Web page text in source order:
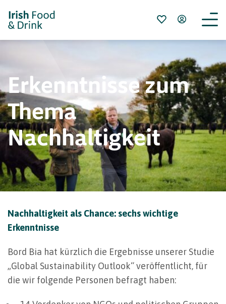
Erkenntnisse zum
Thema
Nachhaltigkeit
Nachhaltigkeit als Chance: sechs wichtige
Erkenntnisse
Bord Bia hat kürzlich die Ergebnisse unserer Studie
„Global Sustainability Outlook“ veröffentlicht, für
die wir folgende Personen befragt haben: